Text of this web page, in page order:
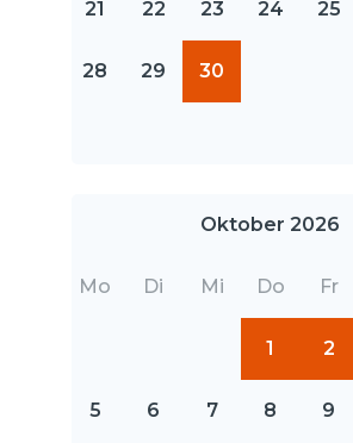
21 22 23 24 25
28 29 30
Oktober 2026
Mo Di Mi Do Fr
1 2
5 6 7 8 9